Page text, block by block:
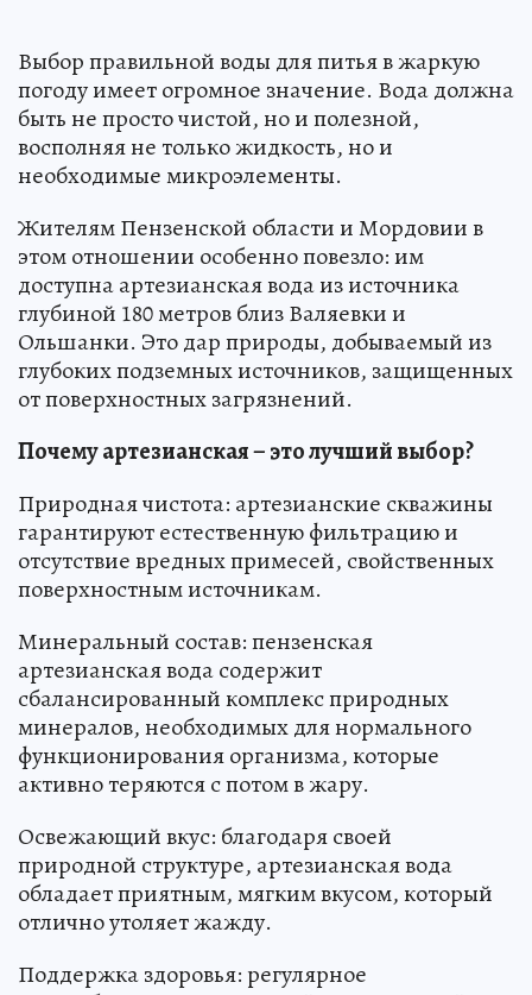
Выбор правильной воды для питья в жаркую
погоду имеет огромное значение. Вода должна
быть не просто чистой, но и полезной,
восполняя не только жидкость, но и
необходимые микроэлементы.
Жителям Пензенской области и Мордовии в
этом отношении особенно повезло: им
доступна артезианская вода из источника
глубиной 180 метров близ Валяевки и
Ольшанки. Это дар природы, добываемый из
глубоких подземных источников, защищенных
от поверхностных загрязнений.
Почему артезианская – это лучший выбор?
Природная чистота: артезианские скважины
гарантируют естественную фильтрацию и
отсутствие вредных примесей, свойственных
поверхностным источникам.
Минеральный состав: пензенская
артезианская вода содержит
сбалансированный комплекс природных
минералов, необходимых для нормального
функционирования организма, которые
активно теряются с потом в жару.
Освежающий вкус: благодаря своей
природной структуре, артезианская вода
обладает приятным, мягким вкусом, который
отлично утоляет жажду.
Поддержка здоровья: регулярное